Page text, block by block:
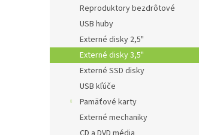
Reproduktory bezdrôtové
USB huby
Externé disky 2,5"
Externé disky 3,5"
Externé SSD disky
USB kľúče
Pamäťové karty
Externé mechaniky